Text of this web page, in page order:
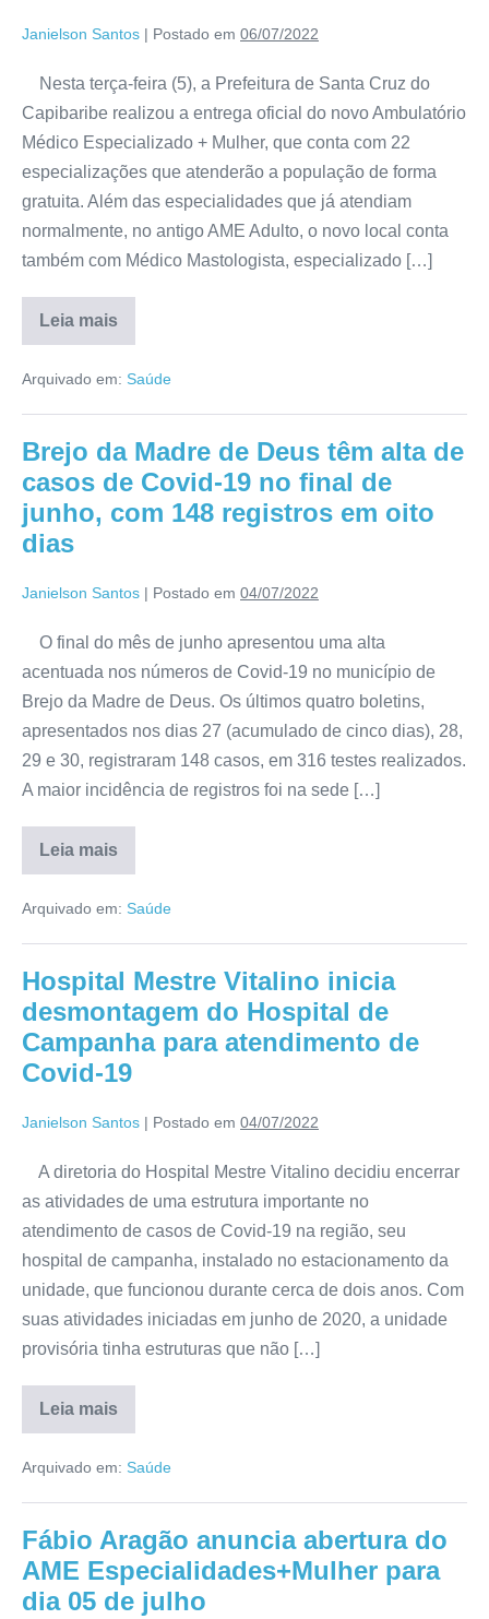
Janielson Santos | Postado em 06/07/2022
Nesta terça-feira (5), a Prefeitura de Santa Cruz do
Capibaribe realizou a entrega oficial do novo Ambulatório
Médico Especializado + Mulher, que conta com 22
especializações que atenderão a população de forma
gratuita. Além das especialidades que já atendiam
normalmente, no antigo AME Adulto, o novo local conta
também com Médico Mastologista, especializado […]
Leia mais
Arquivado em: Saúde
Brejo da Madre de Deus têm alta de
casos de Covid-19 no final de
junho, com 148 registros em oito
dias
Janielson Santos | Postado em 04/07/2022
O final do mês de junho apresentou uma alta
acentuada nos números de Covid-19 no município de
Brejo da Madre de Deus. Os últimos quatro boletins,
apresentados nos dias 27 (acumulado de cinco dias), 28,
29 e 30, registraram 148 casos, em 316 testes realizados.
A maior incidência de registros foi na sede […]
Leia mais
Arquivado em: Saúde
Hospital Mestre Vitalino inicia
desmontagem do Hospital de
Campanha para atendimento de
Covid-19
Janielson Santos | Postado em 04/07/2022
A diretoria do Hospital Mestre Vitalino decidiu encerrar
as atividades de uma estrutura importante no
atendimento de casos de Covid-19 na região, seu
hospital de campanha, instalado no estacionamento da
unidade, que funcionou durante cerca de dois anos. Com
suas atividades iniciadas em junho de 2020, a unidade
provisória tinha estruturas que não […]
Leia mais
Arquivado em: Saúde
Fábio Aragão anuncia abertura do
AME Especialidades+Mulher para
dia 05 de julho